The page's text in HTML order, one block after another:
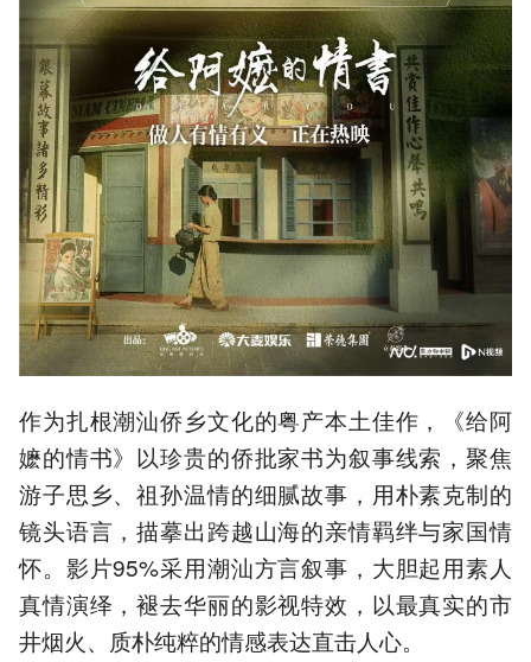
作为扎根潮汕侨乡文化的粤产本土佳作，《给阿
嬷的情书》以珍贵的侨批家书为叙事线索，聚焦
游子思乡、祖孙温情的细腻故事，用朴素克制的
镜头语言，描摹出跨越山海的亲情羁绊与家国情
怀。影片95%采用潮汕方言叙事，大胆起用素人
真情演绎，褪去华丽的影视特效，以最真实的市
井烟火、质朴纯粹的情感表达直击人心。